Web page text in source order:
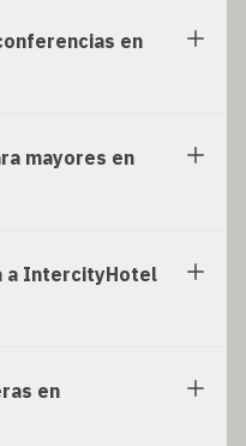
en
mayores en
a IntercityHotel
en